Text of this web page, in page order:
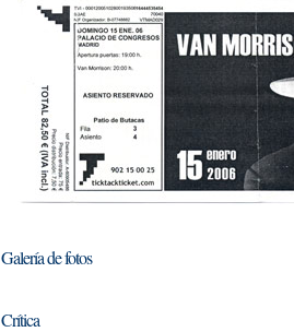
Galería de fotos
Crítica